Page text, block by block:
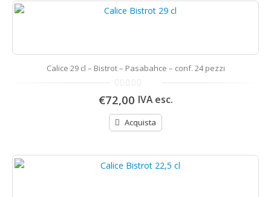
Calice 29 cl – Bistrot – Pasabahce – conf. 24 pezzi
0
di
€72,00 IVA esc.
Acquista